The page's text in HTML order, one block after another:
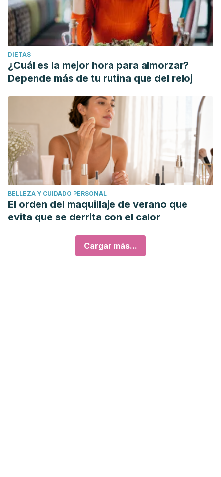
DIETAS
¿Cuál es la mejor hora para almorzar?
Depende más de tu rutina que del reloj
BELLEZA Y CUIDADO PERSONAL
El orden del maquillaje de verano que
evita que se derrita con el calor
Cargar más...